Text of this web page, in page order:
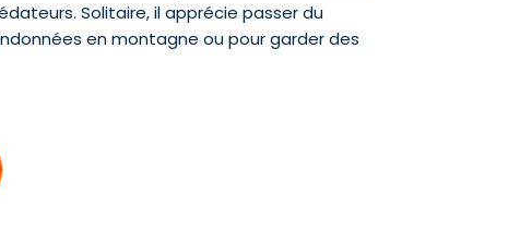
Solitaire, il apprécie passer du
en montagne ou pour garder des